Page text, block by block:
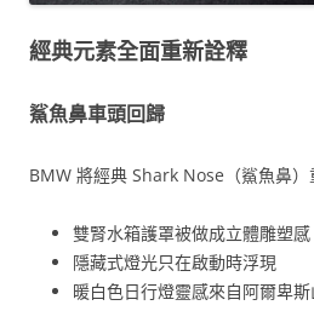
經典元素全面重新詮釋
鯊魚鼻車頭回歸
BMW 將經典 Shark Nose（鯊魚鼻）
雙腎水箱護罩被做成立體雕塑感
隱藏式燈光只在啟動時浮現
暖白色日行燈靈感來自阿爾卑